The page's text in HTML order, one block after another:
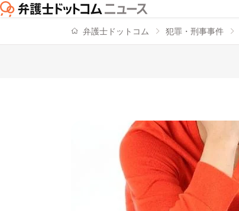
弁護士ドットコム 犯罪・刑事事件